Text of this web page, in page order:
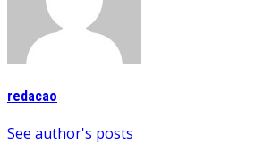
redacao
See author's posts